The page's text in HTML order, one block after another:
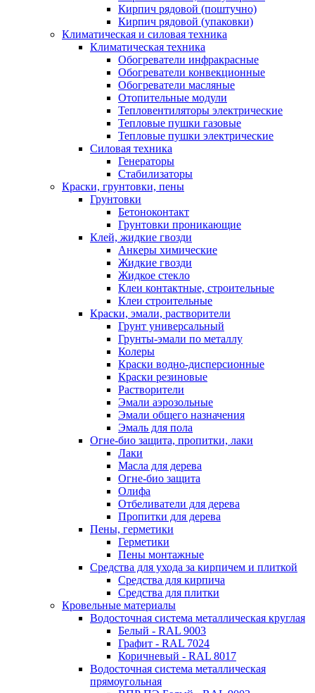
Кирпич рядовой (поштучно)
Кирпич рядовой (упаковки)
Климатическая и силовая техника
Климатическая техника
Обогреватели инфракрасные
Обогреватели конвекционные
Обогреватели масляные
Отопительные модули
Тепловентиляторы электрические
Тепловые пушки газовые
Тепловые пушки электрические
Силовая техника
Генераторы
Стабилизаторы
Краски, грунтовки, пены
Грунтовки
Бетоноконтакт
Грунтовки проникающие
Клей, жидкие гвозди
Анкеры химические
Жидкие гвозди
Жидкое стекло
Клеи контактные, строительные
Клеи строительные
Краски, эмали, растворители
Грунт универсальный
Грунты-эмали по металлу
Колеры
Краски водно-дисперсионные
Краски резиновые
Растворители
Эмали аэрозольные
Эмали общего назначения
Эмаль для пола
Огне-био защита, пропитки, лаки
Лаки
Масла для дерева
Огне-био защита
Олифа
Отбеливатели для дерева
Пропитки для дерева
Пены, герметики
Герметики
Пены монтажные
Средства для ухода за кирпичем и плиткой
Средства для кирпича
Средства для плитки
Кровельные материалы
Водосточная система металлическая круглая
Белый - RAL 9003
Графит - RAL 7024
Коричневый - RAL 8017
Водосточная система металлическая
прямоугольная